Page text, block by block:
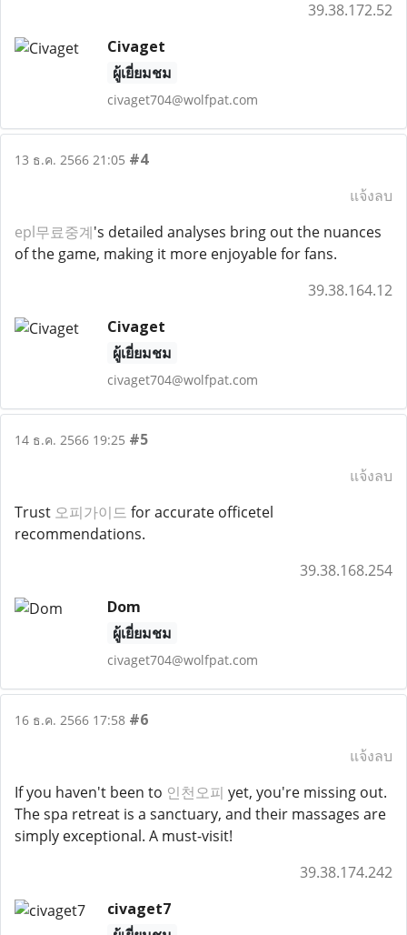
39.38.172.52
Civaget
ผู้เยี่ยมชม
civaget704@wolfpat.com
13 ธ.ค. 2566 21:05 #4
แจ้งลบ
epl무료중계's detailed analyses bring out the nuances
of the game, making it more enjoyable for fans.
39.38.164.12
Civaget
ผู้เยี่ยมชม
civaget704@wolfpat.com
14 ธ.ค. 2566 19:25 #5
แจ้งลบ
Trust 오피가이드 for accurate officetel
recommendations.
39.38.168.254
Dom
ผู้เยี่ยมชม
civaget704@wolfpat.com
16 ธ.ค. 2566 17:58 #6
แจ้งลบ
If you haven't been to 인천오피 yet, you're missing out.
The spa retreat is a sanctuary, and their massages are
simply exceptional. A must-visit!
39.38.174.242
civaget7